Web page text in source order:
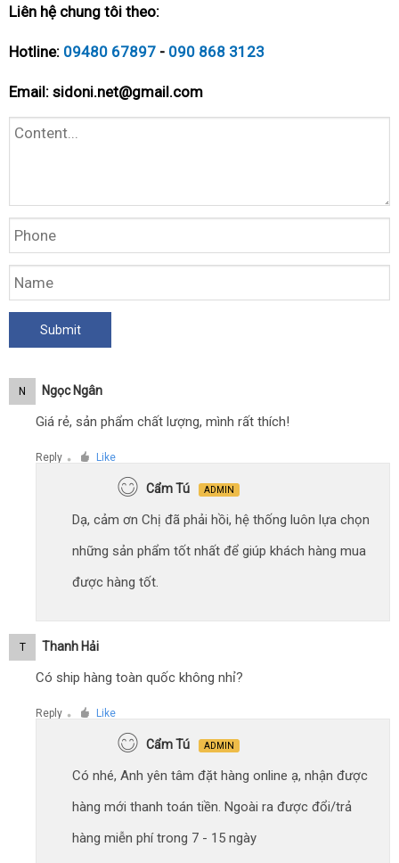
Liên hệ chung tôi theo:
Hotline: 09480 67897 - 090 868 3123
Email: sidoni.net@gmail.com
N Ngọc Ngân
Giá rẻ, sản phẩm chất lượng, mình rất thích!
Reply ● Like
Cẩm Tú ADMIN
Dạ, cảm ơn Chị đã phải hồi, hệ thống luôn lựa chọn
những sản phẩm tốt nhất để giúp khách hàng mua
được hàng tốt.
T Thanh Hải
Có ship hàng toàn quốc không nhỉ?
Reply ● Like
Cẩm Tú ADMIN
Có nhé, Anh yên tâm đặt hàng online ạ, nhận được
hàng mới thanh toán tiền. Ngoài ra được đổi/trả
hàng miễn phí trong 7 - 15 ngày